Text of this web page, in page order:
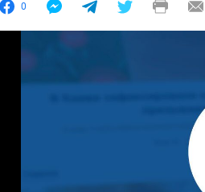
0